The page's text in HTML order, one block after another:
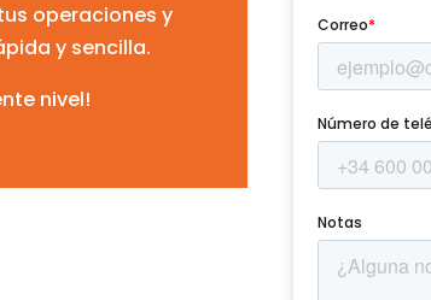
operaciones y
y sencilla.
nivel!